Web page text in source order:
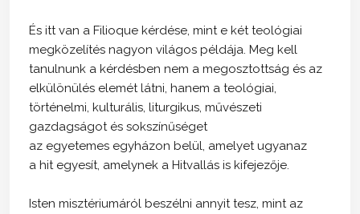
És itt van a Filioque kérdése, mint e két teológiai
megközelítés nagyon világos példája. Meg kell
tanulnunk a kérdésben nem a megosztottság és az
elkülönülés elemét látni, hanem a teológiai,
történelmi, kulturális, liturgikus, művészeti
gazdagságot és sokszínűséget
az egyetemes egyházon belül, amelyet ugyanaz
a hit egyesít, amelynek a Hitvallás is kifejezője.
Isten misztériumáról beszélni annyit tesz, mint az